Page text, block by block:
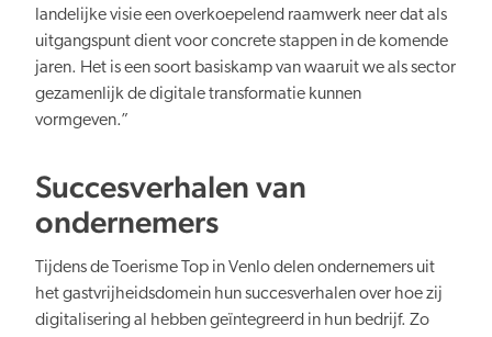
Kennis en data
landelijke visie een overkoepelend raamwerk neer dat als
uitgangspunt dient voor concrete stappen in de komende
jaren. Het is een soort basiskamp van waaruit we als sector
gezamenlijk de digitale transformatie kunnen
vormgeven.”
Succesverhalen van
ondernemers
Tijdens de Toerisme Top in Venlo delen ondernemers uit
het gastvrijheidsdomein hun succesverhalen over hoe zij
digitalisering al hebben geïntegreerd in hun bedrijf. Zo